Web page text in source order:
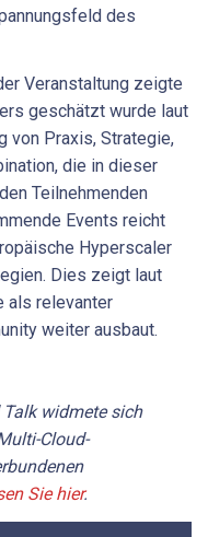
des
Veranstaltung zeigte
geschätzt wurde laut
von Praxis, Strategie,
die in dieser
Teilnehmenden
Events reicht
Hyperscaler
Dies zeigt laut
als relevanter
weiter ausbaut.
widmete sich
Cloud-
Sie hier.